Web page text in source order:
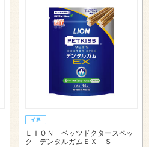
ＬＩＯＮ ベッツドクタースペッ
ク デンタルガムＥＸ Ｓ